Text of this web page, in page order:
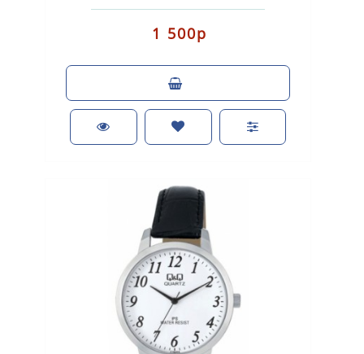
легких металлов с серебристым покрытием. К..
1 500р